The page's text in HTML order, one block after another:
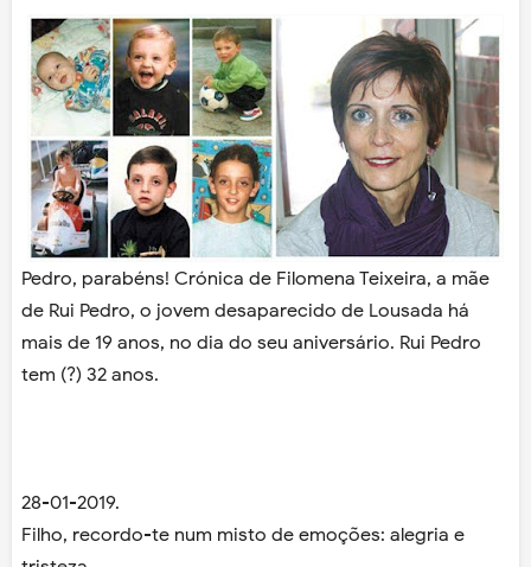
Pedro, parabéns! Crónica de Filomena Teixeira, a mãe
de Rui Pedro, o jovem desaparecido de Lousada há
mais de 19 anos, no dia do seu aniversário. Rui Pedro
tem (?) 32 anos.
28-01-2019.
Filho, recordo-te num misto de emoções: alegria e